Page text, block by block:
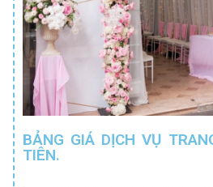
BẢNG GIÁ DỊCH VỤ
TIÊN.